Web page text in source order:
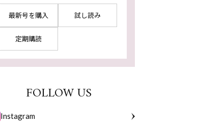
最新号を購入 試し読み
定期購読
FOLLOW US
Instagram